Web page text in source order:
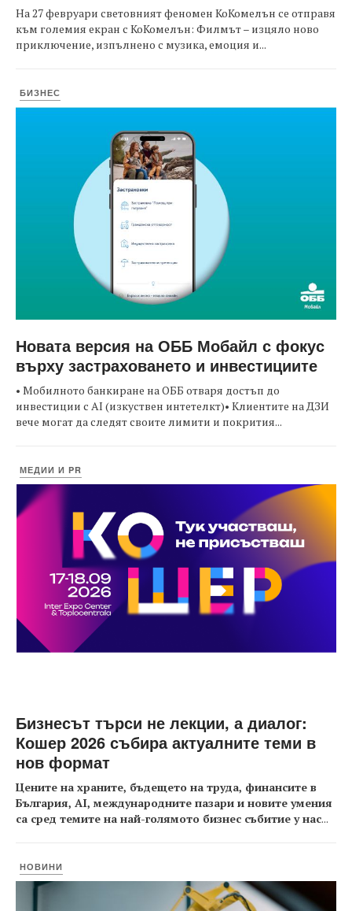
На 27 февруари световният феномен КоКомелън се отправя
към големия екран с КоКомелън: Филмът – изцяло ново
приключение, изпълнено с музика, емоция и...
БИЗНЕС
Новата версия на ОББ Мобайл с фокус
върху застраховането и инвестициите
• Мобилното банкиране на ОББ отваря достъп до
инвестиции с AI (изкуствен интетелкт)• Клиентите на ДЗИ
вече могат да следят своите лимити и покрития...
МЕДИИ И PR
Бизнесът търси не лекции, а диалог:
Кошер 2026 събира актуалните теми в
нов формат
Цените на храните, бъдещето на труда, финансите в
България, AI, международните пазари и новите умения
са сред темите на най-голямото бизнес събитие у нас...
НОВИНИ